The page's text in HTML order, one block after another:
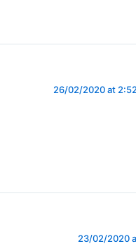
26/02/2020 at
23/02/2020